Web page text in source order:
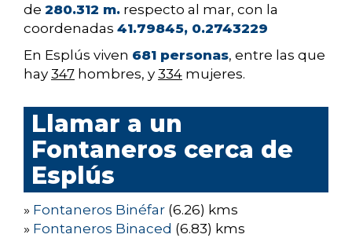
de 280.312 m. respecto al mar, con la
coordenadas 41.79845, 0.2743229
En Esplús viven 681 personas, entre las que
hay 347 hombres, y 334 mujeres.
Llamar a un
Fontaneros cerca de
Esplús
» Fontaneros Binéfar (6.26) kms
» Fontaneros Binaced (6.83) kms